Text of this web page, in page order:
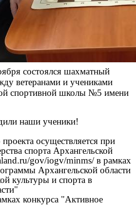
состоялся шахматный
ветеранами и учениками
спортивной школы №5 имени
наши ученики!
осуществляется при
спорта Архангельской
gov/iogv/minms/ в рамках
Архангельской области
культуры и спорта в
конкурса "Активное